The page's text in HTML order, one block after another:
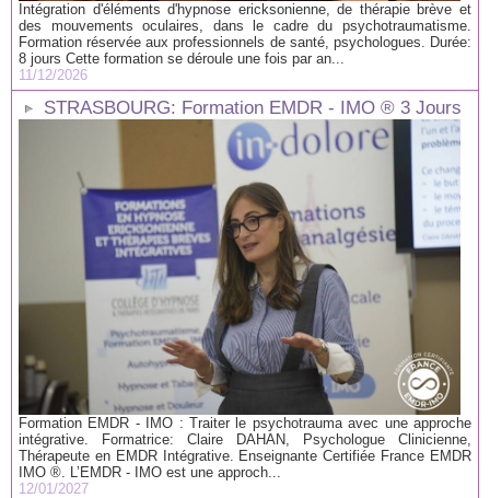
Intégration d'éléments d'hypnose ericksonienne, de thérapie brève et
des mouvements oculaires, dans le cadre du psychotraumatisme.
Formation réservée aux professionnels de santé, psychologues. Durée:
8 jours Cette formation se déroule une fois par an...
11/12/2026
STRASBOURG: Formation EMDR - IMO ® 3 Jours
Formation EMDR - IMO : Traiter le psychotrauma avec une approche
intégrative. Formatrice: Claire DAHAN, Psychologue Clinicienne,
Thérapeute en EMDR Intégrative. Enseignante Certifiée France EMDR
IMO ®. L’EMDR - IMO est une approch...
12/01/2027